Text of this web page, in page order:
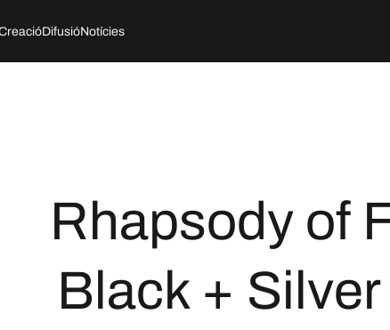
DifusióNotícies
Rhapsody of
Black +